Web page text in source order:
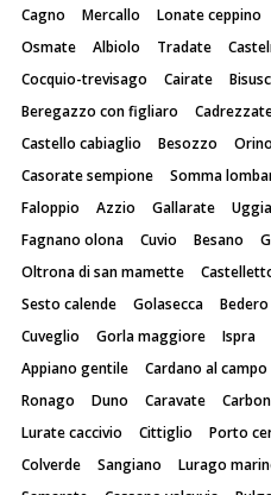
Cagno
Mercallo Lonate ceppino
Osmate
Albiolo Tradate
Cocquio-trevisago
Cairate
Beregazzo con figliaro
Castello cabiaglio
Besozzo Orino
Casorate sempione
Somma
Faloppio
Azzio Gallarate
Fagnano olona
Cuvio Besano
Oltrona di san mamette
Sesto calende
Golasecca
Cuveglio
Gorla maggiore Ispra
Appiano gentile
Cardano al campo
Ronago
Duno Caravate
Lurate caccivio
Cittiglio Porto
Colverde
Sangiano Lurago